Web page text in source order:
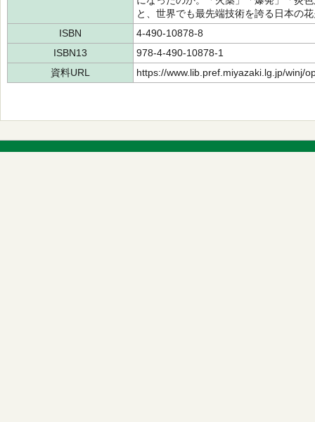
と、世界でも最先端技術を誇る日本の
ISBN
4-490-10878-8
ISBN13
978-4-490-10878-1
資料URL
https://www.lib.pref.miyazaki.lg.jp/winj/